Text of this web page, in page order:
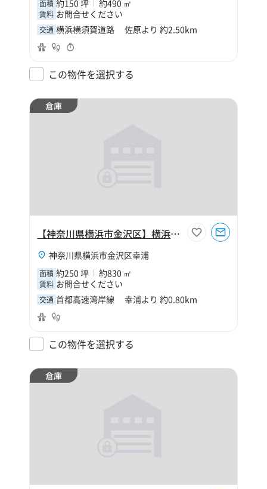
面積 約150 坪 約490 ㎡
賃料 お問合せください
交通 横浜横須賀道路 佐原より 約2.50km
この物件を選択する
倉庫
【神奈川県横浜市金沢区】横浜市金沢区幸浦2丁目250坪倉庫
神奈川県横浜市金沢区幸浦
面積 約250 坪 約830 ㎡
賃料 お問合せください
交通 首都高速湾岸線 幸浦より 約0.80km
この物件を選択する
倉庫